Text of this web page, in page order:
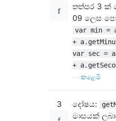
තත්පර 3 ක්
09 ලෙස
var min =
+
var sec =
+
කළෙමි
3 දෝෂය:
මාසයක්